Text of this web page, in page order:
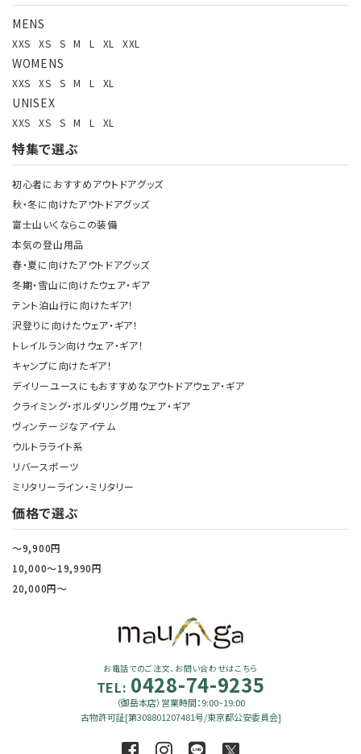
MENS
XXS XS S M L XL XXL
WOMENS
XXS XS S M L XL
UNISEX
XXS XS S M L XL
特集で選ぶ
初心者におすすめアウトドアグッズ
秋・冬に向けたアウトドアグッズ
富士山いくならこの装備
本気の登山用品
春・夏に向けたアウトドアグッズ
冬期・雪山に向けたウェア・ギア
テント泊山行に向けたギア！
沢登りに向けたウェア・ギア！
トレイルラン向けウェア・ギア！
キャンプに向けたギア！
デイリーユースにもおすすめなアウトドアウェア・ギア
クライミング・ボルダリング用ウェア・ギア
ヴィンテージなアイテム
ウルトラライト系
リバースポーツ
ミリタリーライン・ミリタリー
価格で選ぶ
～9,900円
10,000～19,990円
20,000円～
お電話でのご注文、お問い合わせはこちら
TEL: 0428-74-9235
（御岳本店）営業時間：9:00~19:00
古物許可証[第308801207481号/東京都公安委員会]